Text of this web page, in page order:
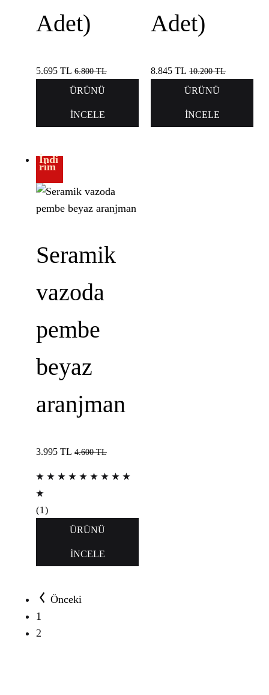
Adet)
5.695 TL 6.800TL
ÜRÜNÜ
İNCELE
Adet)
8.845 TL 10.200TL
ÜRÜNÜ
İNCELE
İndi
rim
Seramik
vazoda
pembe
beyaz
aranjman
3.995 TL 4.600TL
(1 )
ÜRÜNÜ
İNCELE
Önceki
1
2